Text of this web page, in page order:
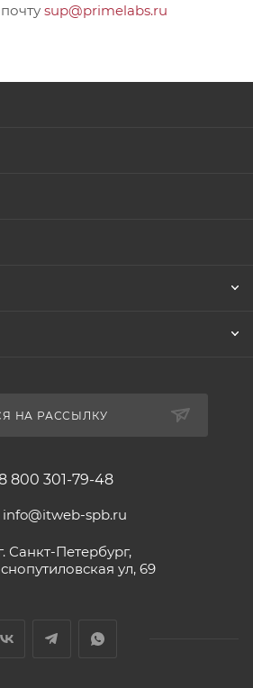
sup@primelabs.ru
НА РАССЫЛКУ
800 301-79-48
info@itweb-spb.ru
Санкт-Петербург,
ул, 69